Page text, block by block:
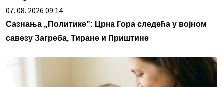
07. 08. 2026 09:14
Сазнања „Политике”: Црна Гора следећа у војном
савезу Загреба, Тиране и Приштине